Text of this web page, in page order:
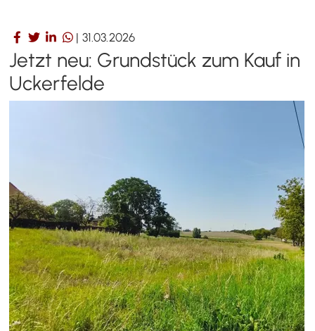
| 31.03.2026
Jetzt neu: Grundstück zum Kauf in
Uckerfelde